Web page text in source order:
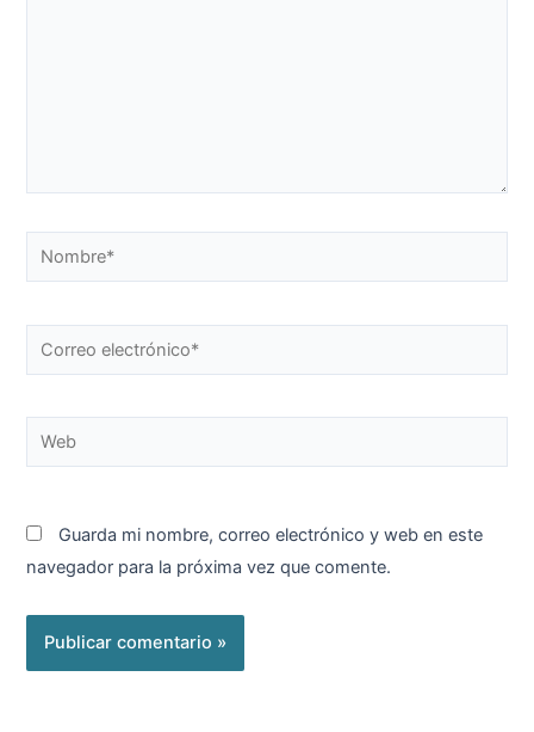
Nombre*
Correo
electrónico*
Web
Guarda mi nombre, correo electrónico y web en este
navegador para la próxima vez que comente.